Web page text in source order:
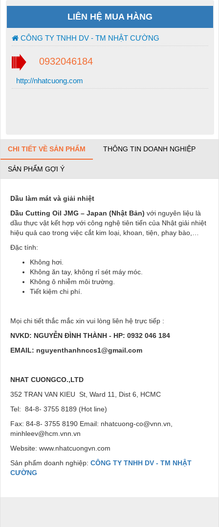
LIÊN HỆ MUA HÀNG
CÔNG TY TNHH DV - TM NHẬT CƯỜNG
0932046184
http://nhatcuong.com
CHI TIẾT VỀ SẢN PHẨM THÔNG TIN DOANH NGHIỆP
SẢN PHẨM GỢI Ý
Dầu làm mát và giải nhiệt
Dầu Cutting Oil JMG – Japan (Nhật Bản) với nguyên liệu là
dầu thực vật kết hợp với công nghệ tiên tiến của Nhật giải nhiệt
hiệu quả cao trong việc cắt kim loại, khoan, tiện, phay bào,…
Đặc tính:
Không hơi.
Không ăn tay, không rỉ sét máy móc.
Không ô nhiễm môi trường.
Tiết kiệm chi phí.
Mọi chi tiết thắc mắc xin vui lòng liên hệ trực tiếp :
NVKD: NGUYỄN ĐÌNH THÀNH - HP: 0932 046 184
EMAIL: nguyenthanhnccs1@gmail.com
NHAT CUONGCO.,LTD
352 TRAN VAN KIEU St, Ward 11, Dist 6, HCMC
Tel: 84-8- 3755 8189 (Hot line)
Fax: 84-8- 3755 8190 Email: nhatcuong-co@vnn.vn,
minhleev@hcm.vnn.vn
Website: www.nhatcuongvn.com
Sản phẩm doanh nghiệp: CÔNG TY TNHH DV - TM NHẬT
CƯỜNG